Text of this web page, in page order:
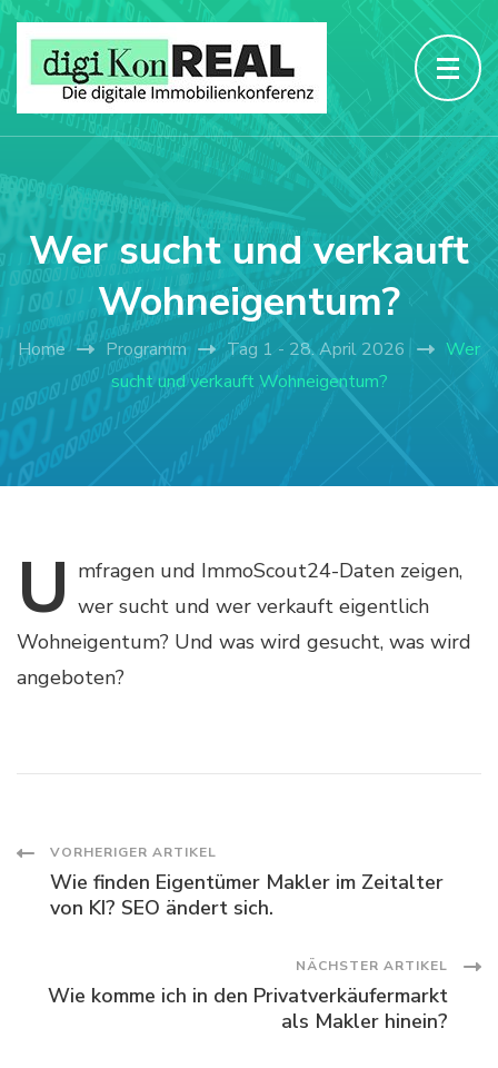
Wer sucht und verkauft
Wohneigentum?
Home Programm Tag 1 - 28. April 2026
Wer
sucht und verkauft Wohneigentum?
U mfragen und ImmoScout24-Daten zeigen,
wer sucht und wer verkauft eigentlich
Wohneigentum? Und was wird gesucht, was wird
angeboten?
Post
Navigation
VORHERIGER ARTIKEL
Wie finden Eigentümer Makler im Zeitalter
von KI? SEO ändert sich.
NÄCHSTER ARTIKEL
Wie komme ich in den Privatverkäufermarkt
als Makler hinein?